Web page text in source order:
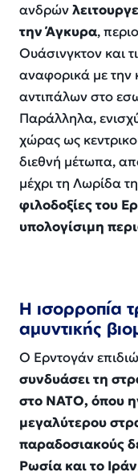
ανδρών
την Άγκυρα,
Ουάσινγκτον και
αναφορικά με την
αντιπάλων στο
Παράλληλα,
χώρας ως
διεθνή μέτωπα,
μέχρι τη Λωρίδα
φιλοδοξίες του
υπολογίσιμη
Η ισορροπία
αμυντικής
Ο Ερντογάν
συνδυάσει τη
στο ΝΑΤΟ, όπου
μεγαλύτερου
παραδοσιακούς
Ρωσία και το Ιράν